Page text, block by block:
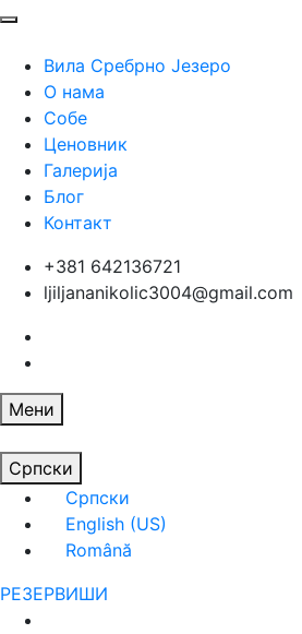
Вила Сребрно Језеро
О нама
Собе
Ценовник
Галерија
Блог
Контакт
+381 642136721
ljiljananikolic3004@gmail.com
Мени
Српски
Српски
English (US)
Română
РЕЗЕРВИШИ